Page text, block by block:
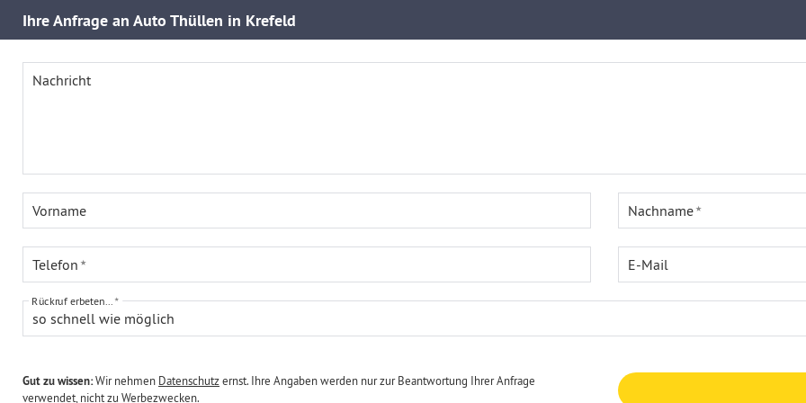
IhreAnfrage an Auto Thüllen in Krefeld
Nachricht
Vorname Nachname
Telefon E-Mail
so schnell wie möglich
Rückruf erbeten...
Gut zu wissen:Wir nehmen Datenschutzernst. Ihre Angaben werden nur zur Beantwortung Ihrer Anfrage
verwendet, nicht zu Werbezwecken.